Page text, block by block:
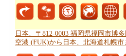
からひつようです。走行距離を
日本、〒812-0003 福岡県福岡
福岡空港 (FUK)から日本、〒
村字東江前３８ 伊江島空港まで
日本、〒812-0003 福岡県福岡市博
空港 (FUK)から日本、北海道札幌市